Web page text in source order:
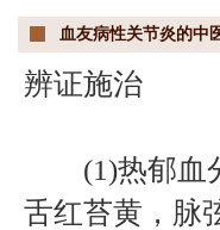
血友病性关节炎的中
辨证施治
(1)热郁血分
舌红苔黄，脉